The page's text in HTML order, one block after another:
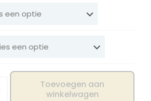
Toevoegen aan
winkelwagen